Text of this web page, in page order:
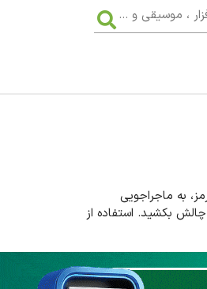
به ماجراجویی
بکشید. استفاده از